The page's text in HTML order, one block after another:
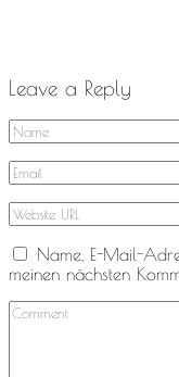
Leave a Reply
Name, E-Mail-
meinen nächsten